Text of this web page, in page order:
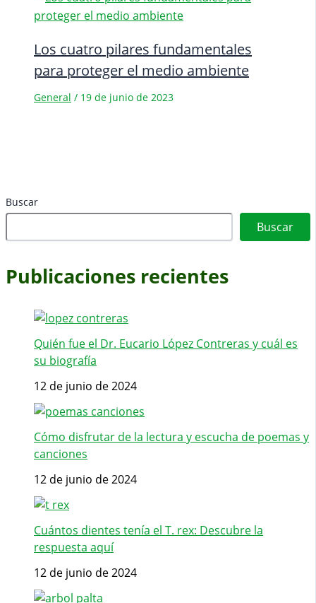
Los cuatro pilares fundamentales
para proteger el medio ambiente
General / 19 de junio de 2023
Buscar
Buscar
Publicaciones recientes
Quién fue el Dr. Eucario López Contreras y cuál es
su biografía
12 de junio de 2024
Cómo disfrutar de la lectura y escucha de poemas y
canciones
12 de junio de 2024
Cuántos dientes tenía el T. rex: Descubre la
respuesta aquí
12 de junio de 2024